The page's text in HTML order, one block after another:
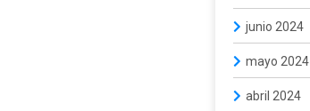
junio 2024
mayo 2024
abril 2024